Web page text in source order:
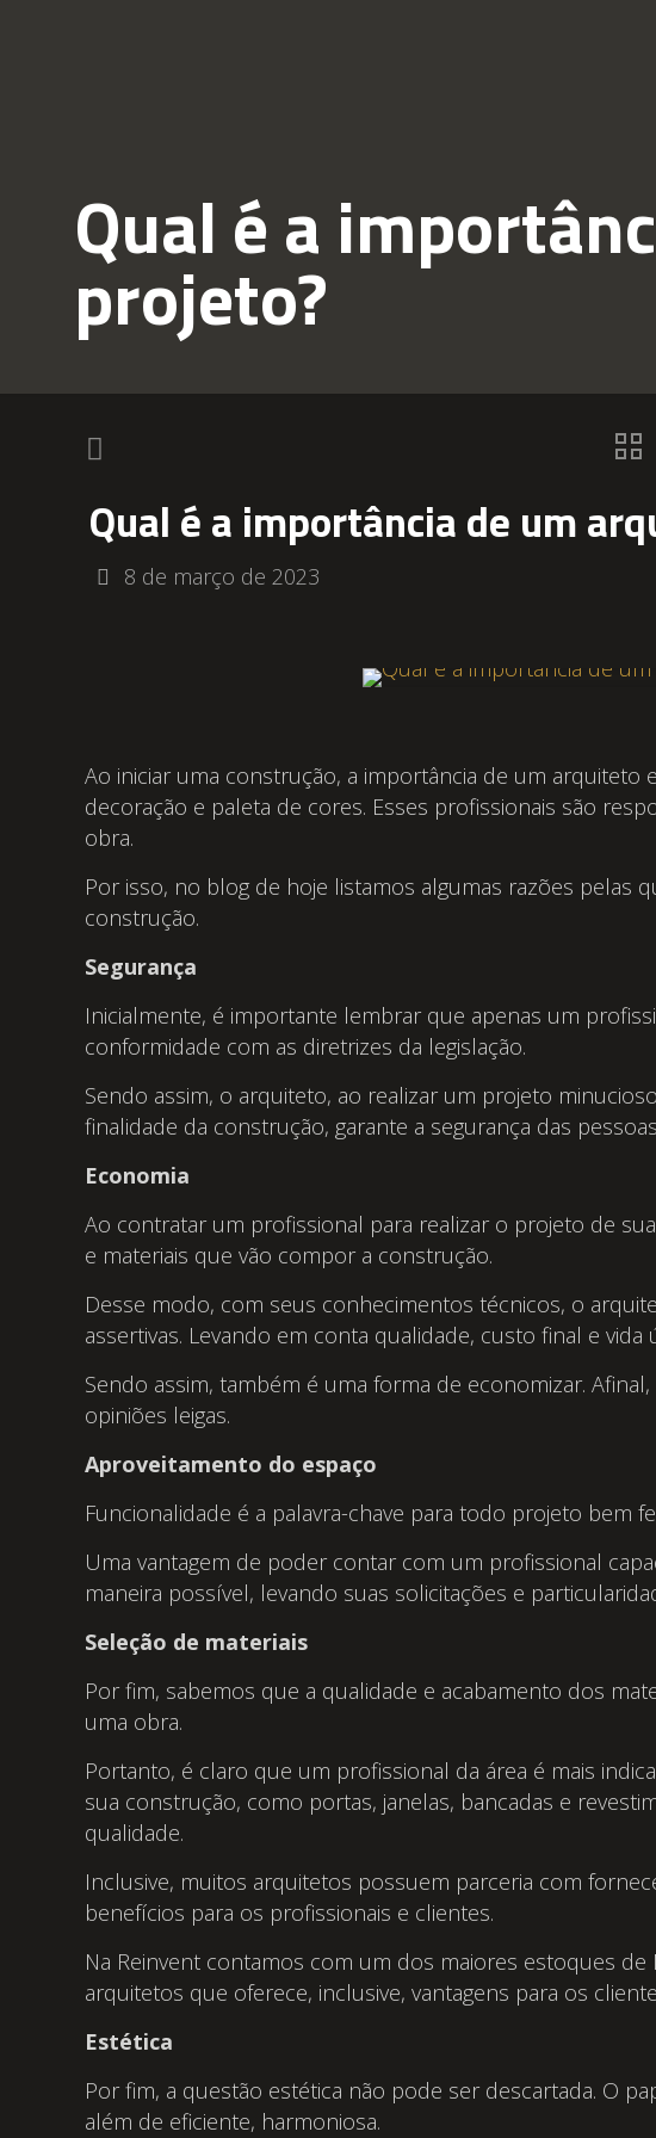
Qual é a
projeto?
Qual é a importância de um
8 de março de 2023
Ao iniciar uma construção, a importância de um
decoração e paleta de cores. Esses profissionais são
obra.
Por isso, no blog de hoje listamos algumas razões pelas
construção.
Segurança
Inicialmente, é importante lembrar que apenas um
conformidade com as diretrizes da legislação.
Sendo assim, o arquiteto, ao realizar um projeto
finalidade da construção, garante a segurança das
Economia
Ao contratar um profissional para realizar o projeto de
e materiais que vão compor a construção.
Desse modo, com seus conhecimentos técnicos, o
assertivas. Levando em conta qualidade, custo final e vida
Sendo assim, também é uma forma de economizar.
opiniões leigas.
Aproveitamento do espaço
Funcionalidade é a palavra-chave para todo projeto bem
Uma vantagem de poder contar com um profissional
maneira possível, levando suas solicitações e
Seleção de materiais
Por fim, sabemos que a qualidade e acabamento dos
uma obra.
Portanto, é claro que um profissional da área é mais
sua construção, como portas, janelas, bancadas e
qualidade.
Inclusive, muitos arquitetos possuem parceria com
benefícios para os profissionais e clientes.
Na Reinvent contamos com um dos maiores estoques
arquitetos que oferece, inclusive, vantagens para os
Estética
Por fim, a questão estética não pode ser descartada. O
além de eficiente, harmoniosa.